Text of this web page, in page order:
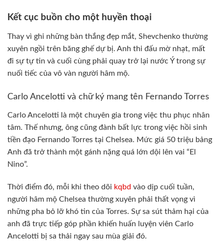
Kết cục buồn cho một huyền thoại
Thay vì ghi những bàn thắng đẹp mắt, Shevchenko thường
xuyên ngồi trên băng ghế dự bị. Anh thi đấu mờ nhạt, mất
đi sự tự tin và cuối cùng phải quay trở lại nước Ý trong sự
nuối tiếc của vô vàn người hâm mộ.
Carlo Ancelotti và chữ ký mang tên Fernando Torres
Carlo Ancelotti là một chuyên gia trong việc thu phục nhân
tâm. Thế nhưng, ông cũng đành bất lực trong việc hồi sinh
tiền đạo Fernando Torres tại Chelsea. Mức giá 50 triệu bảng
Anh đã trở thành một gánh nặng quá lớn dội lên vai “El
Nino”.
Thời điểm đó, mỗi khi theo dõi kqbd vào dịp cuối tuần,
người hâm mộ Chelsea thường xuyên phải thất vọng vì
những pha bỏ lỡ khó tin của Torres. Sự sa sút thảm hại của
anh đã trực tiếp góp phần khiến huấn luyện viên Carlo
Ancelotti bị sa thải ngay sau mùa giải đó.